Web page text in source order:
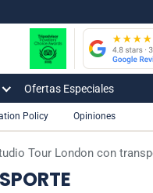
Ofertas Especiales
Tour London con
Policy Opiniones